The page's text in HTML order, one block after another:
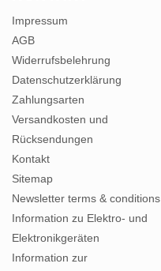
Impressum
AGB
Widerrufsbelehrung
Datenschutzerklärung
Zahlungsarten
Versandkosten und
Rücksendungen
Kontakt
Sitemap
Newsletter terms & conditions
Information zu Elektro- und
Elektronikgeräten
Information zur